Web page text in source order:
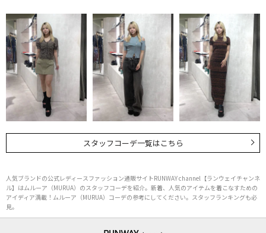
スタッフコーデ一覧はこちら
人気ブランドの公式レディースファッション通販サイトRUNWAY channel【ランウェイチャンネ
ル】はムルーア（MURUA）のスタッフコーデを紹介。新着、人気のアイテムを着こなすための
アイディア満載！ムルーア（MURUA）コーデの参考にしてください。スタッフランキングも必
見。